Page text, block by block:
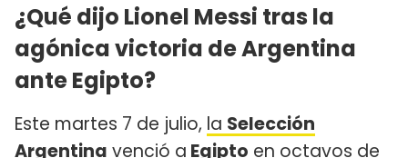
¿Qué dijo Lionel Messi tras la
agónica victoria de Argentina
ante Egipto?
Este martes 7 de julio, la Selección
Argentina venció a Egipto en octavos de